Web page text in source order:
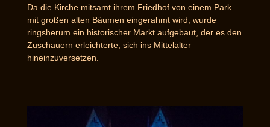
Da die Kirche mitsamt ihrem Friedhof von einem Park
mit großen alten Bäumen eingerahmt wird, wurde
ringsherum ein historischer Markt aufgebaut, der es den
Zuschauern erleichterte, sich ins Mittelalter
hineinzuversetzen.